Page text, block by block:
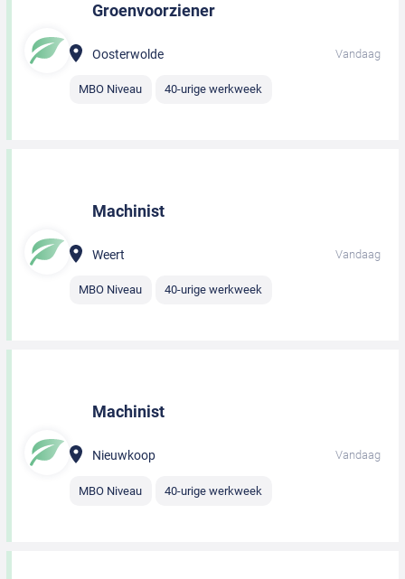
Groenvoorziener
Oosterwolde Vandaag
MBO Niveau 40-urige werkweek
Machinist
Weert Vandaag
MBO Niveau 40-urige werkweek
Machinist
Nieuwkoop Vandaag
MBO Niveau 40-urige werkweek